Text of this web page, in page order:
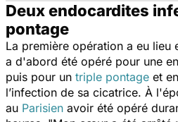
Deux endocardites
pontage
La première opération a eu
a d'abord été opéré pour une
puis pour un triple pontage et
l’infection de sa cicatrice. À
au Parisien avoir été opéré